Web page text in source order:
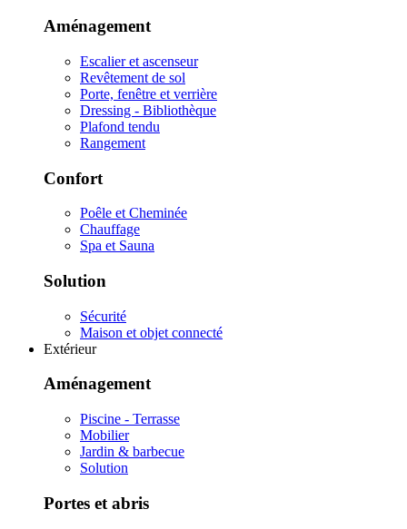
Aménagement
Escalier et ascenseur
Revêtement de sol
Porte, fenêtre et verrière
Dressing - Bibliothèque
Plafond tendu
Rangement
Confort
Poêle et Cheminée
Chauffage
Spa et Sauna
Solution
Sécurité
Maison et objet connecté
Extérieur
Aménagement
Piscine - Terrasse
Mobilier
Jardin & barbecue
Solution
Portes et abris